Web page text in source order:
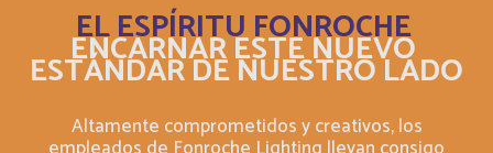
EL ESPÍRITU FONROCHE
ENCARNAR ESTE NUEVO
ESTÁNDAR DE NUESTRO LADO
Altamente comprometidos y creativos, los
Bosnia and Herzegovina Inglés
Botswana